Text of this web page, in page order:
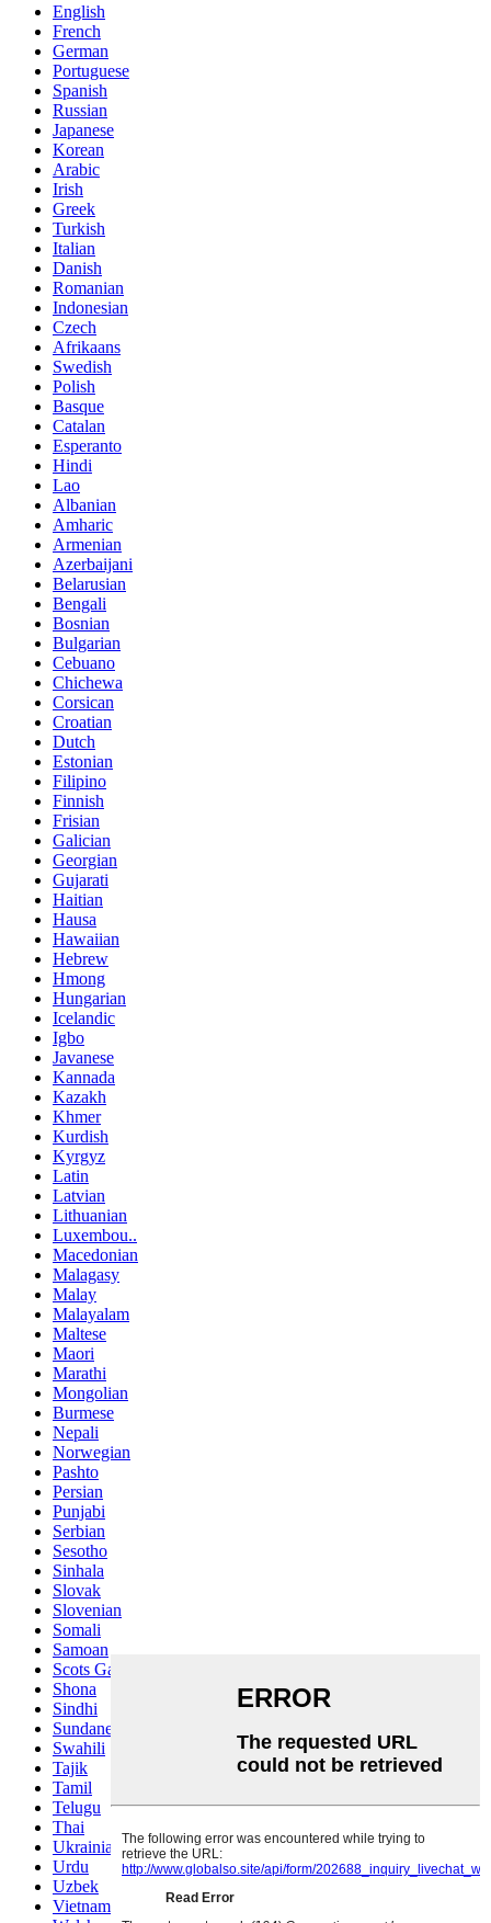
English
French
German
Portuguese
Spanish
Russian
Japanese
Korean
Arabic
Irish
Greek
Turkish
Italian
Danish
Romanian
Indonesian
Czech
Afrikaans
Swedish
Polish
Basque
Catalan
Esperanto
Hindi
Lao
Albanian
Amharic
Armenian
Azerbaijani
Belarusian
Bengali
Bosnian
Bulgarian
Cebuano
Chichewa
Corsican
Croatian
Dutch
Estonian
Filipino
Finnish
Frisian
Galician
Georgian
Gujarati
Haitian
Hausa
Hawaiian
Hebrew
Hmong
Hungarian
Icelandic
Igbo
Javanese
Kannada
Kazakh
Khmer
Kurdish
Kyrgyz
Latin
Latvian
Lithuanian
Luxembou..
Macedonian
Malagasy
Malay
Malayalam
Maltese
Maori
Marathi
Mongolian
Burmese
Nepali
Norwegian
Pashto
Persian
Punjabi
Serbian
Sesotho
Sinhala
Slovak
Slovenian
Somali
Samoan
Scots Gaelic
Shona
Sindhi
Sundanese
Swahili
Tajik
Tamil
Telugu
Thai
Ukrainian
Urdu
Uzbek
Vietnamese